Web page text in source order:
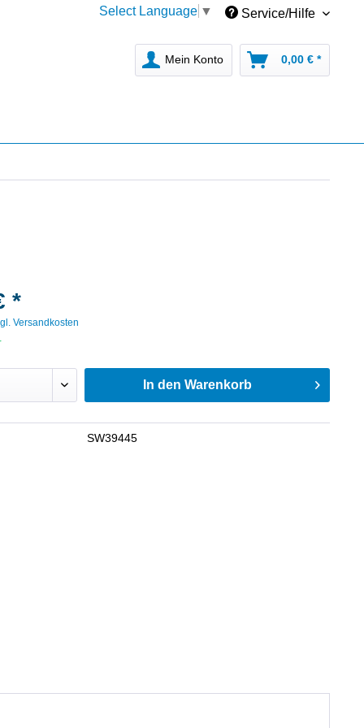
Select Language ▼ Service/Hilfe
Mein Konto 0,00 € *
*
Versandkosten
In den Warenkorb
SW39445